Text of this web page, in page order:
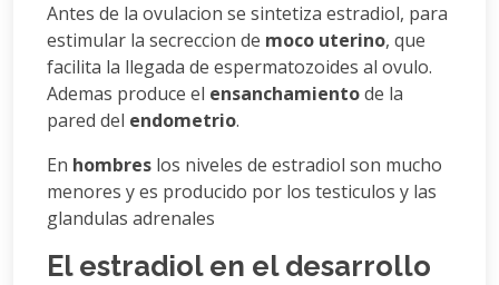
Antes de la ovulacion se sintetiza estradiol, para
estimular la secreccion de moco uterino, que
facilita la llegada de espermatozoides al ovulo.
Ademas produce el ensanchamientode la
pared del endometrio.
En hombres los niveles de estradiol son mucho
menores y es producido por los testiculos y las
glandulas adrenales
El estradiol en el desarrollo